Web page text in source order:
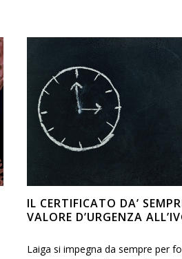
IL CERTIFICATO DA’
VALORE D’URGENZA
Laiga si impegna da sempre per